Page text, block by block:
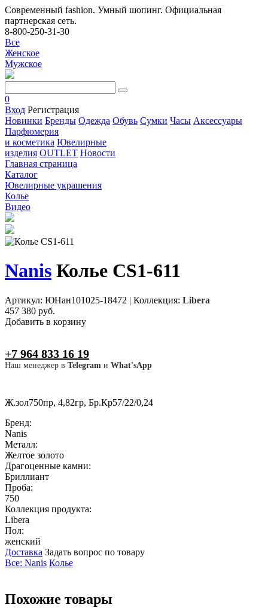
Современный fashion. Умный шопинг. Официальная
партнерская сеть.
8-800-250-31-30
Все
Женское
Мужское
0
Вход Регистрация
Новинки Бренды Одежда Обувь Сумки Часы Аксессуары
Парфюмерия
и косметика Ювелирные
изделия OUTLET Новости
Главная страница
Каталог
Ювелирные украшения
Колье
Видео
Nanis Колье CS1-611
Артикул: ЮНан101025-18472 | Коллекция: Libera
457 380 руб.
Добавить в корзину
+7 964 833 16 19
Наш менеджер в Telegram и What'sApp
Ж.зол750пр, 4,82гр, Бр.Кр57/22/0,24
Бренд:
Nanis
Металл:
Желтое золото
Драгоценные камни:
Бриллиант
Проба:
750
Коллекция продукта:
Libera
Пол:
женский
Доставка Задать вопрос по товару
Все: Nanis Колье
Похожие товары